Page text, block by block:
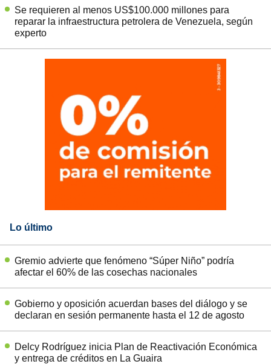
Se requieren al menos US$100.000 millones para
reparar la infraestructura petrolera de Venezuela, según
experto
Lo último
Gremio advierte que fenómeno “Súper Niño” podría
afectar el 60% de las cosechas nacionales
Gobierno y oposición acuerdan bases del diálogo y se
declaran en sesión permanente hasta el 12 de agosto
Delcy Rodríguez inicia Plan de Reactivación Económica
y entrega de créditos en La Guaira